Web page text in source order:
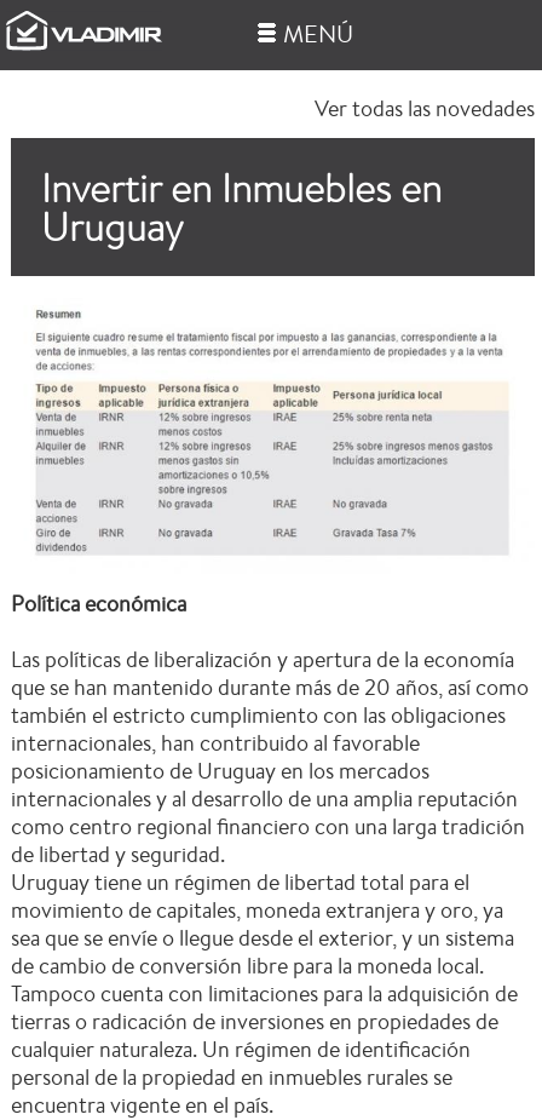
MENÚ
Ver todas las novedades
Invertir en Inmuebles en
Uruguay
Política económica
Las políticas de liberalización y apertura de la economía
que se han mantenido durante más de 20 años, así como
también el estricto cumplimiento con las obligaciones
internacionales, han contribuido al favorable
posicionamiento de Uruguay en los mercados
internacionales y al desarrollo de una amplia reputación
como centro regional financiero con una larga tradición
de libertad y seguridad.
Uruguay tiene un régimen de libertad total para el
movimiento de capitales, moneda extranjera y oro, ya
sea que se envíe o llegue desde el exterior, y un sistema
de cambio de conversión libre para la moneda local.
Tampoco cuenta con limitaciones para la adquisición de
tierras o radicación de inversiones en propiedades de
cualquier naturaleza. Un régimen de identificación
personal de la propiedad en inmuebles rurales se
encuentra vigente en el país.